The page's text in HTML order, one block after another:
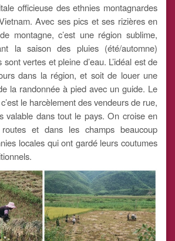
officieuse des ethnies montagnardes
Avec ses pics et ses rizières en
montagne, c’est une région sublime,
la saison des pluies (été/automne)
vertes et pleine d’eau. L’idéal est de
dans la région, et soit de louer une
la randonnée à pied avec un guide. Le
le harcèlement des vendeurs de rue,
valable dans tout le pays. On croise en
et dans les champs beaucoup
locales qui ont gardé leurs coutumes